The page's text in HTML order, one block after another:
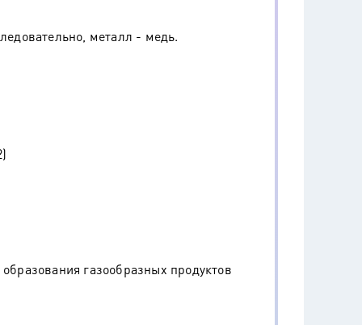
металл - медь.
газообразных продуктов